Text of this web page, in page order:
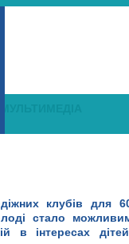
клубів для
стало
в інтересах